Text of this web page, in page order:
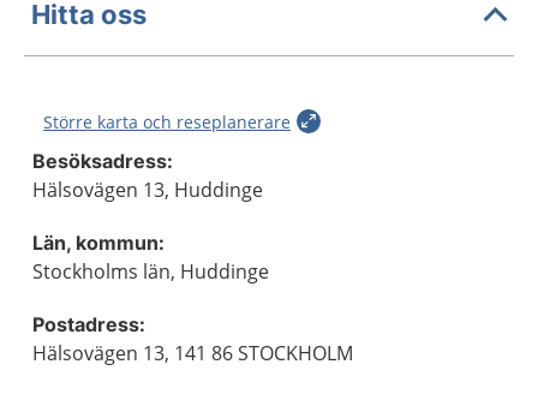
Hitta oss
Större karta och reseplanerare
Besöksadress:
Hälsovägen 13, Huddinge
Län, kommun:
Stockholms län, Huddinge
Postadress:
Hälsovägen 13, 141 86 STOCKHOLM